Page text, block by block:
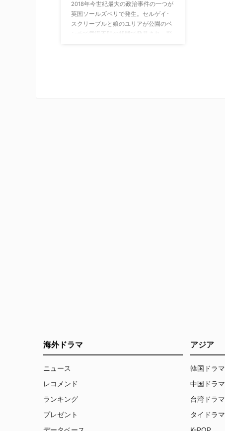
2018年今世紀最大の政治事件の一つが
英国ソールズベリで発生。セルゲイ･
スクリープルと娘のユリアが公園のベ
ンチで意識不明の状態で発見され、緊
海外ドラマ
ニュース
レコメンド
ランキング
プレゼント
アジア
韓国ドラマ
中国ドラマ
台湾ドラマ
タイドラマ